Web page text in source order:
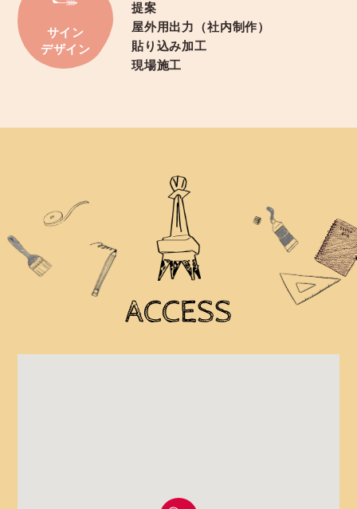
サイン
デザイン
提案
屋外用出力（社内制作）
貼り込み加工
現場施工
ACCESS